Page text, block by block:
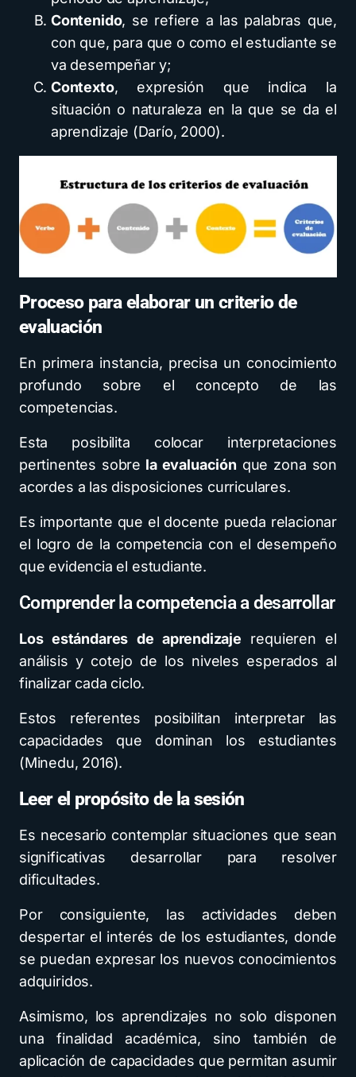
Contenido, se refiere a las palabras que,
con que, para que o como el estudiante se
va desempeñar y;
Contexto, expresión que indica la
situación o naturaleza en la que se da el
aprendizaje (Darío, 2000).
Proceso para elaborar un criterio de
evaluación
En primera instancia, precisa un conocimiento
profundo sobre el concepto de las
competencias.
Esta posibilita colocar interpretaciones
pertinentes sobre la evaluación que zona son
acordes a las disposiciones curriculares.
Es importante que el docente pueda relacionar
el logro de la competencia con el desempeño
que evidencia el estudiante.
Comprender la competencia a desarrollar
Los estándares de aprendizaje requieren el
análisis y cotejo de los niveles esperados al
finalizar cada ciclo.
Estos referentes posibilitan interpretar las
capacidades que dominan los estudiantes
(Minedu, 2016).
Leer el propósito de la sesión
Es necesario contemplar situaciones que sean
significativas desarrollar para resolver
dificultades.
Por consiguiente, las actividades deben
despertar el interés de los estudiantes, donde
se puedan expresar los nuevos conocimientos
adquiridos.
Asimismo, los aprendizajes no solo disponen
una finalidad académica, sino también de
aplicación de capacidades que permitan asumir